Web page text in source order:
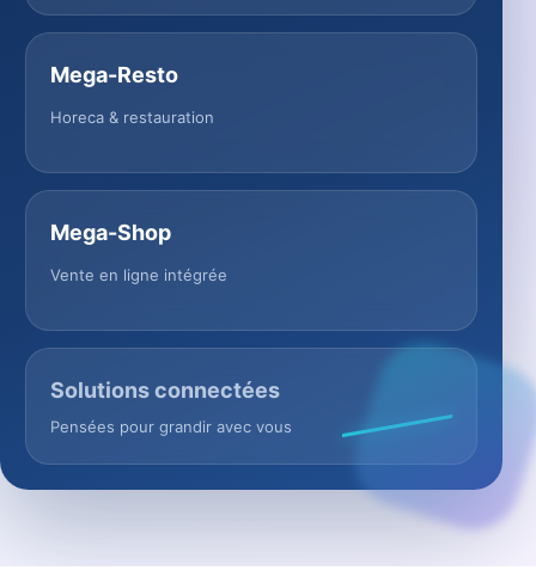
Mega-Resto
Horeca & restauration
Mega-Shop
Vente en ligne intégrée
Solutions connectées
Pensées pour grandir avec vous